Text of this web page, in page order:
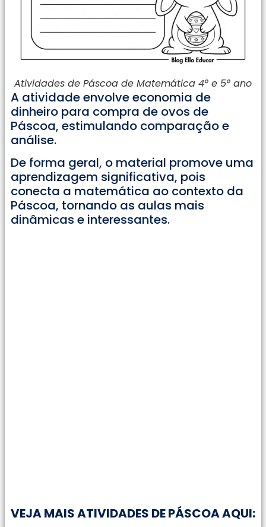
Atividades de Páscoa de Matemática 4° e 5° ano
A atividade envolve economia de
dinheiro para compra de ovos de
Páscoa, estimulando comparação e
análise.
De forma geral, o material promove uma
aprendizagem significativa, pois
conecta a matemática ao contexto da
Páscoa, tornando as aulas mais
dinâmicas e interessantes.
VEJA MAIS ATIVIDADES DE PÁSCOA AQUI: